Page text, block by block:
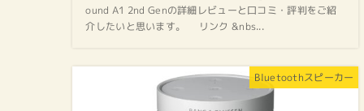
ound A1 2nd Genの詳細レビューと口コミ・評判をご紹
介したいと思います。 リンク &nbs...
Bluetoothスピーカー